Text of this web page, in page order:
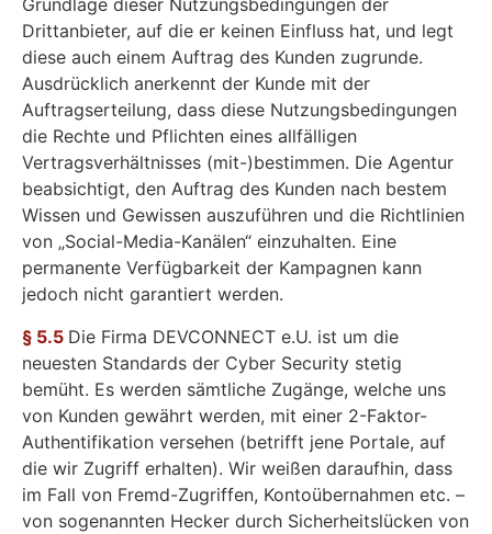
Grundlage dieser Nutzungsbedingungen der
Drittanbieter, auf die er keinen Einfluss hat, und legt
diese auch einem Auftrag des Kunden zugrunde.
Ausdrücklich anerkennt der Kunde mit der
Auftragserteilung, dass diese Nutzungsbedingungen
die Rechte und Pflichten eines allfälligen
Vertragsverhältnisses (mit-)bestimmen. Die Agentur
beabsichtigt, den Auftrag des Kunden nach bestem
Wissen und Gewissen auszuführen und die Richtlinien
von „Social-Media-Kanälen“ einzuhalten. Eine
permanente Verfügbarkeit der Kampagnen kann
jedoch nicht garantiert werden.
§ 5.5 Die Firma DEVCONNECT e.U. ist um die
neuesten Standards der Cyber Security stetig
bemüht. Es werden sämtliche Zugänge, welche uns
von Kunden gewährt werden, mit einer 2-Faktor-
Authentifikation versehen (betrifft jene Portale, auf
die wir Zugriff erhalten). Wir weißen daraufhin, dass
im Fall von Fremd-Zugriffen, Kontoübernahmen etc. –
von sogenannten Hecker durch Sicherheitslücken von